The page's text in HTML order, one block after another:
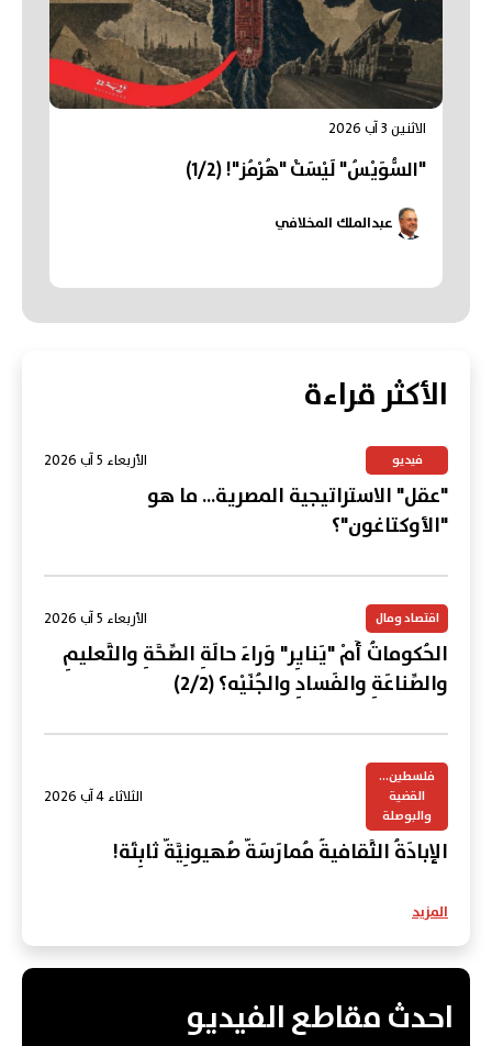
الاثنين 3 آب 2026
"السُّوَيْسُ" لَيْسَتْ "هُرْمُز"! (1/2)
عبدالملك المخلافي
الأكثر قراءة
فيديو الأربعاء 5 آب 2026
"عقل" الاستراتيجية المصرية... ما هو
"الأوكتاغون"؟
اقتصاد ومال الأربعاء 5 آب 2026
الحُكوماتُ أَمْ "يَنايِر" وَراءَ حالَةِ الصِّحَّةِ والتَّعليمِ
والصِّناعَةِ والفَسادِ والجُنَيْه؟ (2/2)
فلسطين...
القضية
والبوصلة
الثلاثاء 4 آب 2026
الإبادَةُ الثَّقافيةُ مُمارَسَةٌ صُهيونِيَّةٌ ثابِتَة!
المزيد
احدث مقاطع الفيديو